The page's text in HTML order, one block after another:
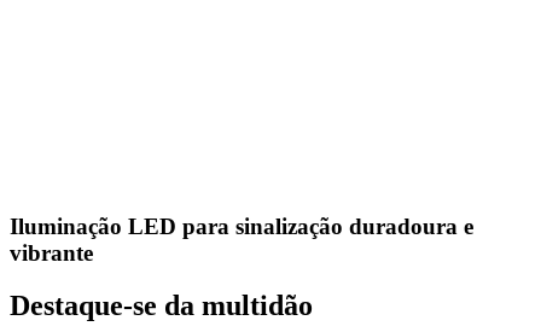
Iluminação LED para sinalização duradoura e
vibrante
Destaque-se da multidão